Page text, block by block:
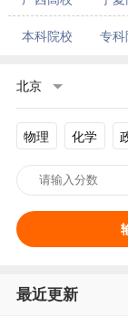
本科院校 专科
北京
物理 化学
最近更新